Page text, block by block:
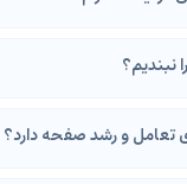
نبندیم؟
تعامل و رشد صفحه دارد؟